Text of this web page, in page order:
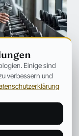
für immer
unter dem
Einige sind
verbessern und